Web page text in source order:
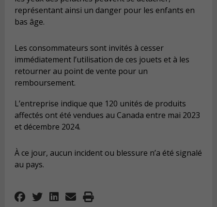
représentant ainsi un danger pour les enfants en
bas âge.
Les consommateurs sont invités à cesser
immédiatement l’utilisation de ces jouets et à les
retourner au point de vente pour un
remboursement.
L’entreprise indique que 120 unités de produits
affectés ont été vendues au Canada entre mai 2023
et décembre 2024.
À ce jour, aucun incident ou blessure n’a été signalé
au pays.